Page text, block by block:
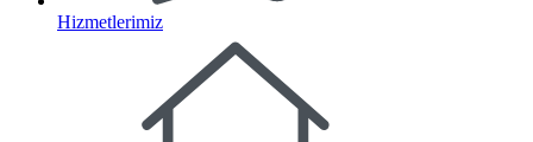
Hizmetlerimiz